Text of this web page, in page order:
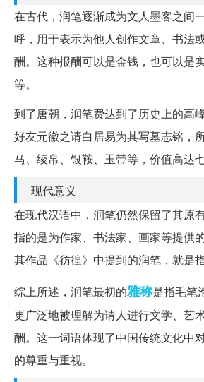
在古代，润笔逐渐成为文人墨客之间
呼，用于表示为他人创作文章、书法
酬。这种报酬可以是金钱，也可以是
等。
到了唐朝，润笔费达到了历史上的高
好友元徽之请白居易为其写墓志铭，
马、绫帛、银鞍、玉带等，价值高达
现代意义
在现代汉语中，润笔仍然保留了其原
指的是为作家、书法家、画家等提供
其作品《彷徨》中提到的润笔，就是指
综上所述，润笔最初的雅称是指毛笔
更广泛地被理解为请人进行文学、艺
酬。这一词语体现了中国传统文化中
的尊重与重视。